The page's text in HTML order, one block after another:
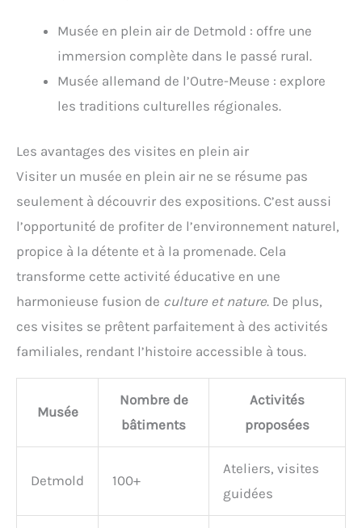
Musée en plein air de Detmold : offre une
immersion complète dans le passé rural.
Musée allemand de l’Outre-Meuse : explore
les traditions culturelles régionales.
Les avantages des visites en plein air
Visiter un musée en plein air ne se résume pas
seulement à découvrir des expositions. C’est aussi
l’opportunité de profiter de l’environnement naturel,
propice à la détente et à la promenade. Cela
transforme cette activité éducative en une
harmonieuse fusion de culture et nature. De plus,
ces visites se prêtent parfaitement à des activités
familiales, rendant l’histoire accessible à tous.
Musée
Nombre de
bâtiments
Activités
proposées
Detmold 100+
Ateliers, visites
guidées